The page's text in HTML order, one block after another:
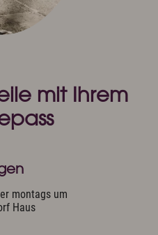
mit Ihrem
montags um
Haus